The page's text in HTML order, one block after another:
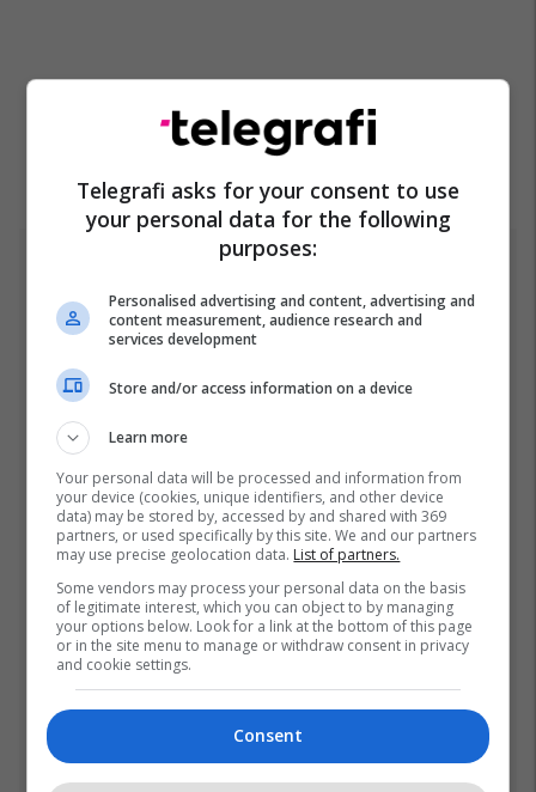
Rama: Shtëpia në "Rrugën
A" është ndërtuar pa leje
dhe në pronë komunale
futbollistët më të mëdhenj
në historinë e Kupës së
Botës, Messi mbetet i dyti
23/07/2026
Fjalët e para të Joshuas
pas fitores me nokaut ndaj
Kristian Prengës
Vetëm dy raunde dhe
miliona euro në xhep,
zbulohet sa fituan Joshua
Telegrafi asks for your consent to use
your personal data for the following
purposes:
Personalised advertising and content, advertising and
content measurement, audience research and
services development
Store and/or access information on a device
Learn more
Your personal data will be processed and information from
your device (cookies, unique identifiers, and other device
data) may be stored by, accessed by and shared with 369
partners, or used specifically by this site. We and our partners
may use precise geolocation data. List of partners.
Some vendors may process your personal data on the basis
of legitimate interest, which you can object to by managing
your options below. Look for a link at the bottom of this page
or in the site menu to manage or withdraw consent in privacy
and cookie settings.
Consent